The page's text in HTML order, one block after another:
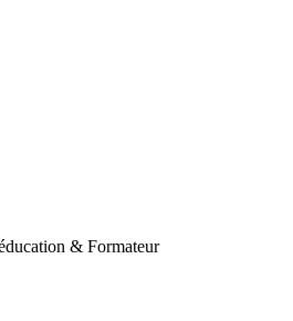
& Formateur